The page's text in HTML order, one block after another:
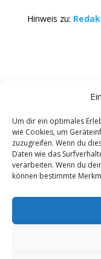
Um dir ein optimales
wie Cookies, um
zuzugreifen. Wenn du
Daten wie das
verarbeiten. Wenn du
können bestimmte
Hinweis zu:
Kontakt
Copyright 2025-
Alle Rechte
Portal mit Infos
sowie einem